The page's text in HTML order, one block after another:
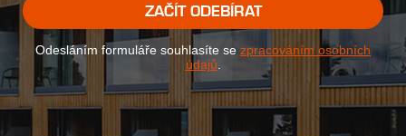
ZAČÍT ODEBÍRAT
Odesláním formuláře souhlasíte se zpracováním osobních
údajů.